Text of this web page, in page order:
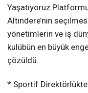
Yaşatıyoruz
Altındere’nin
yönetimlerin ve iş
kulübün en büyük
çözüldü.
* Sportif